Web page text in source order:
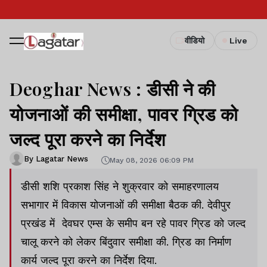
वीडियो Live
Deoghar News : डीसी ने की
योजनाओं की समीक्षा, पावर ग्रिड को
जल्द पूरा करने का निर्देश
By Lagatar News May 08, 2026 06:09 PM
डीसी शशि प्रकाश सिंह ने शुक्रवार को समाहरणालय
सभागार में विकास योजनाओं की समीक्षा बैठक की. देवीपुर
प्रखंड में देवघर एम्स के समीप बन रहे पावर ग्रिड को जल्द
चालू करने को लेकर बिंदुवार समीक्षा की. ग्रिड का निर्माण
कार्य जल्द पूरा करने का निर्देश दिया.